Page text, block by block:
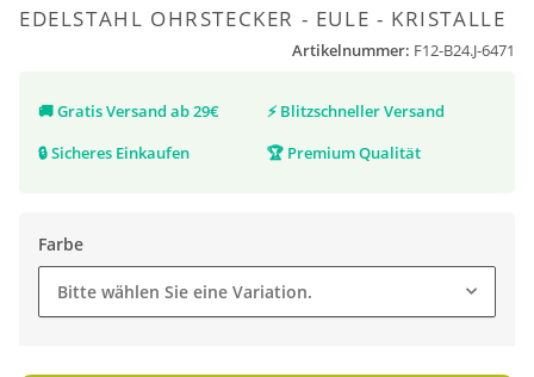
EDELSTAHL OHRSTECKER - EULE - KRISTALLE
Artikelnummer: F12-B24.J-6471
🚚Gratis Versand ab 29€ ⚡ Blitzschneller Versand
🔒Sicheres Einkaufen 🏆 Premium Qualität
Farbe
Bitte wählen Sie eine Variation.